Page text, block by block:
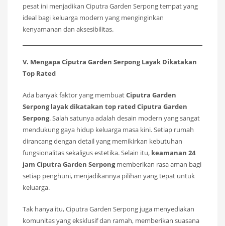
pesat ini menjadikan Ciputra Garden Serpong tempat yang
ideal bagi keluarga modern yang menginginkan
kenyamanan dan aksesibilitas.
V. Mengapa Ciputra Garden Serpong Layak Dikatakan
Top Rated
Ada banyak faktor yang membuatCiputra Garden
Serpong layak dikatakan top rated Ciputra Garden
Serpong. Salah satunya adalah desain modern yang sangat
mendukung gaya hidup keluarga masa kini. Setiap rumah
dirancang dengan detail yang memikirkan kebutuhan
fungsionalitas sekaligus estetika. Selain itu, keamanan 24
jam Ciputra Garden Serpongmemberikan rasa aman bagi
setiap penghuni, menjadikannya pilihan yang tepat untuk
keluarga.
Tak hanya itu, Ciputra Garden Serpong juga menyediakan
komunitas yang eksklusif dan ramah, memberikan suasana